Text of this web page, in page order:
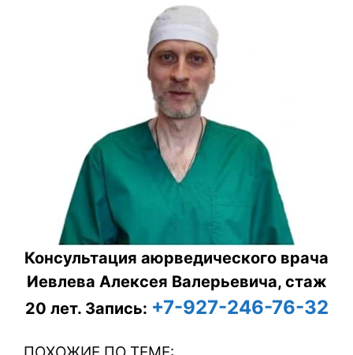
Консультация аюрведического врача
Иевлева Алексея Валерьевича, стаж
20 лет. Запись: +7-927-246-76-32